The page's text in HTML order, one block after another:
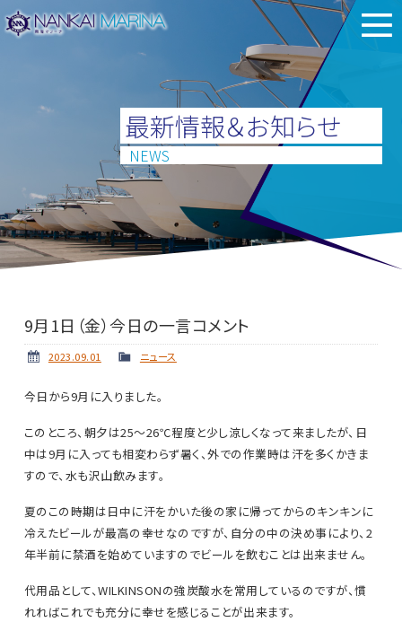
最新情報＆お知らせ
NEWS
9月1日（金）今日の一言コメント
2023.09.01 ニュース
今日から9月に入りました。
このところ、朝夕は25～26℃程度と少し涼しくなって来ましたが、日
中は9月に入っても相変わらず暑く、外での作業時は汗を多くかきま
すので、水も沢山飲みます。
夏のこの時期は日中に汗をかいた後の家に帰ってからのキンキンに
冷えたビールが最高の幸せなのですが、自分の中の決め事により、2
年半前に禁酒を始めていますのでビールを飲むことは出来ません。
代用品として、WILKINSONの強炭酸水を常用しているのですが、慣
れればこれでも充分に幸せを感じることが出来ます。